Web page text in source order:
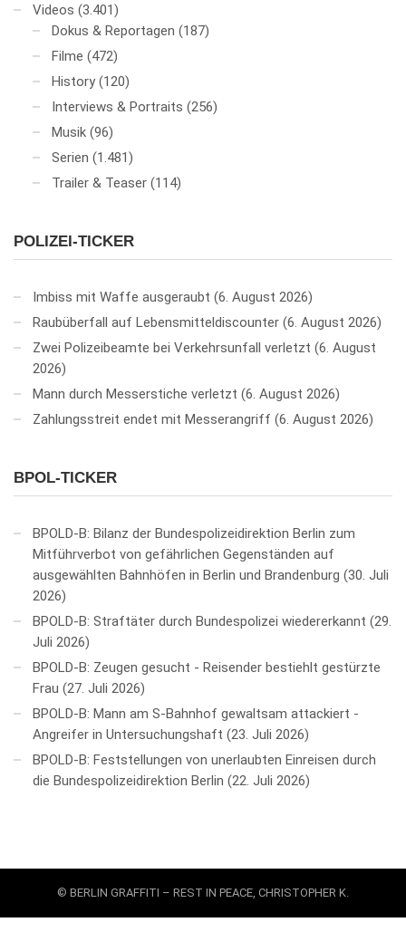
Videos (3.401)
Dokus & Reportagen (187)
Filme (472)
History (120)
Interviews & Portraits (256)
Musik (96)
Serien (1.481)
Trailer & Teaser (114)
POLIZEI-TICKER
Imbiss mit Waffe ausgeraubt 6. August 2026
Raubüberfall auf Lebensmitteldiscounter 6. August 2026
Zwei Polizeibeamte bei Verkehrsunfall verletzt 6. August
2026
Mann durch Messerstiche verletzt 6. August 2026
Zahlungsstreit endet mit Messerangriff 6. August 2026
BPOL-TICKER
BPOLD-B: Bilanz der Bundespolizeidirektion Berlin zum
Mitführverbot von gefährlichen Gegenständen auf
ausgewählten Bahnhöfen in Berlin und Brandenburg 30. Juli
2026
BPOLD-B: Straftäter durch Bundespolizei wiedererkannt 29.
Juli 2026
BPOLD-B: Zeugen gesucht - Reisender bestiehlt gestürzte
Frau 27. Juli 2026
BPOLD-B: Mann am S-Bahnhof gewaltsam attackiert -
Angreifer in Untersuchungshaft 23. Juli 2026
BPOLD-B: Feststellungen von unerlaubten Einreisen durch
die Bundespolizeidirektion Berlin 22. Juli 2026
© BERLIN GRAFFITI – REST IN PEACE, CHRISTOPHER K.